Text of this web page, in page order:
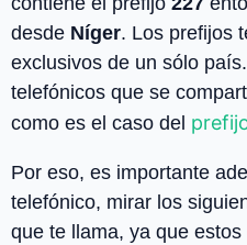
desde Níger. Los prefijos
exclusivos de un sólo
telefónicos que se
como es el caso del
Por eso, es importante
telefónico, mirar los
que te llama, ya que